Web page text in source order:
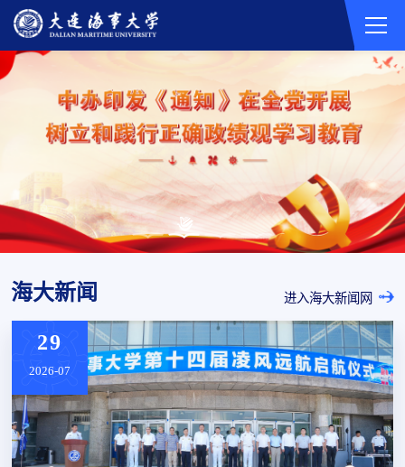
海大新闻 进入海大新闻网
28
2026-07